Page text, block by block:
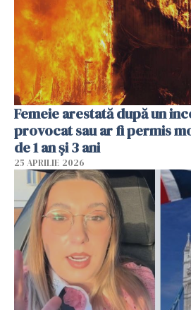
Femeie arestată după un
provocat sau ar fi permis
de 1 an și 3 ani
25 APRILIE 2026